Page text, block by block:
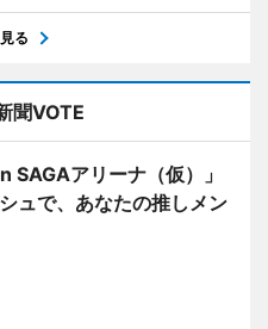
る
聞VOTE
SAGAアリーナ（仮）」
ュで、あなたの推しメン